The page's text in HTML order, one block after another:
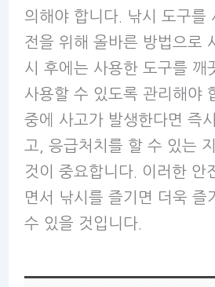
의해야 합니다. 낚시 도구를
전을 위해 올바른 방법으로
시 후에는 사용한 도구를 깨
사용할 수 있도록 관리해야
중에 사고가 발생한다면 즉
고, 응급처치를 할 수 있는
것이 중요합니다. 이러한 안
면서 낚시를 즐기면 더욱 즐
수 있을 것입니다.